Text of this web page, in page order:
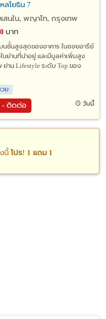
ลโยธิน 7
สนใน, พญาไท, กรุงเทพ
บาท
นชั้นสูงสุดของอาคาร ในซอยอารีย์
นย่านที่น่าอยู่ และมีมูลค่าเพิ่มสูง
าน Lifestyle ระดับ Top ของ
ย
- ติดต่อ วันนี้
นี้ โปร! 1 แถม 1